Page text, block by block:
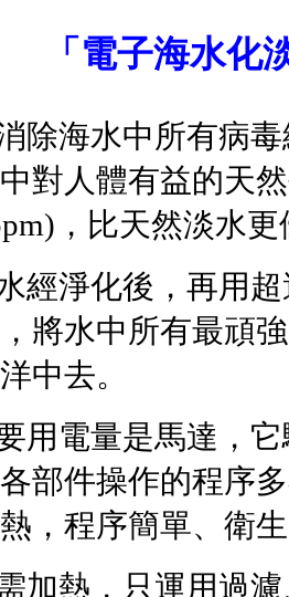
「電子海水化
除海水中所有病
對人體有益的天
，比天然淡水
經淨化後，再用
將水中所有最頑
中去。
用電量是馬達，
部件操作的程序
，程序簡單、衛
加熱，只運用過